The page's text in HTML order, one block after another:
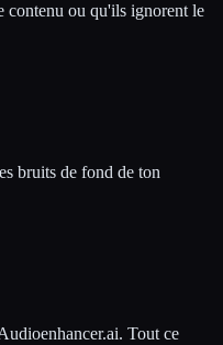
contenu ou qu'ils ignorent le
bruits de fond de ton
Tout ce